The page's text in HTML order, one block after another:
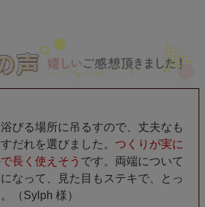
びる場所に吊るすので、丈夫なも
だれを選びました。つくりが実に
長く使えそう です。両端について
なって、見た目もステキで、とっ
（Sylph 様）